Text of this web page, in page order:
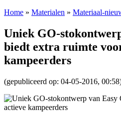
Home » Materialen » Materiaal-
Uniek GO-
biedt extra ruimte
kampeerders
(gepubliceerd op: 04-05-2016,